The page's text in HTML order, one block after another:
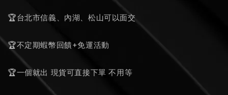
🏆台北市信義、內湖、松山可以面交
🏆不定期蝦幣回饋+免運活動
🏆一個就出 現貨可直接下單 不用等